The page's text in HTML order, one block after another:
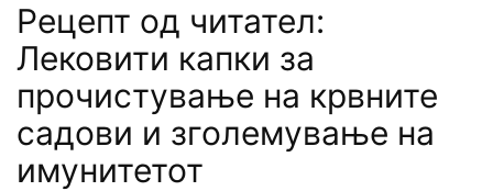
Рецепт од читател:
Лековити капки за
прочистување на крвните
садови и зголемување на
имунитетот